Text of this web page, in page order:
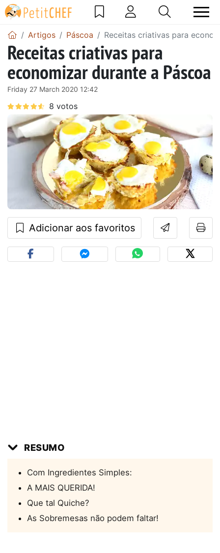
Artigos Páscoa Receitas criativas para
Receitas criativas para
economizar durante a Páscoa
Friday 27 March 2020 12:42
Adicionar aos favoritos
RESUMO
Com Ingredientes Simples:
A MAIS QUERIDA!
Que tal Quiche?
As Sobremesas não podem faltar!